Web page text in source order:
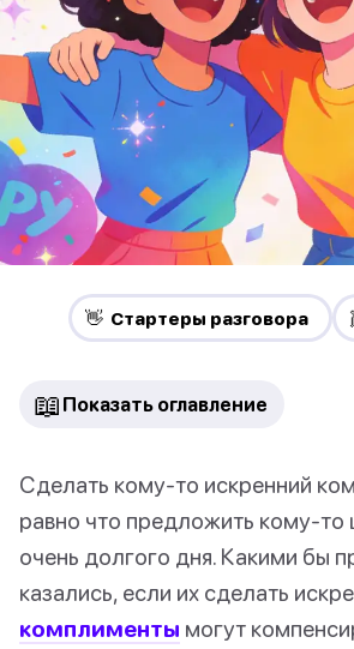
👋 Стартеры разговора
📖 Показать оглавление
Сделать кому-то искренний
равно что предложить кому-
очень долгого дня. Какими бы
казались, если их сделать
комплименты могут